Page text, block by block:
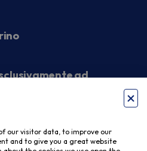
ad
our visitor data, to improve our
and to give you a great website